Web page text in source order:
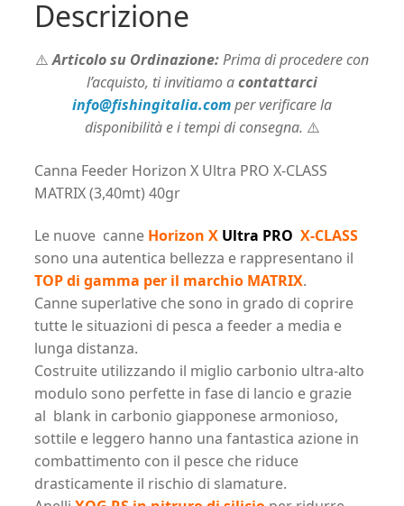
quantità
Descrizione
⚠️Articolo su Ordinazione:Prima di procedere con
l’acquisto, ti invitiamo acontattarci
info@fishingitalia.comper verificare la
disponibilità e i tempi di consegna. ⚠️
Canna Feeder Horizon X Ultra PRO X-CLASS
MATRIX (3,40mt) 40gr
Le nuove canne Horizon X Ultra PRO X-CLASS
sono una autentica bellezza e rappresentano il
TOP di gamma per il marchio MATRIX.
Canne superlative che sono in grado di coprire
tutte le situazioni di pesca a feeder a media e
lunga distanza.
Costruite utilizzando il miglio carbonio ultra-alto
modulo sono perfette in fase di lancio e grazie
al blank in carbonio giapponese armonioso,
sottile e leggero hanno una fantastica azione in
combattimento con il pesce che riduce
drasticamente il rischio di slamature.